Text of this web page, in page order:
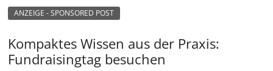
ANZEIGE - SPONSORED POST
Kompaktes Wissen aus der Praxis:
Fundraisingtag besuchen